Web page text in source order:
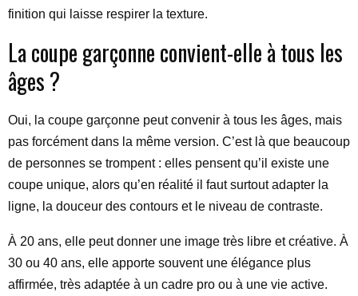
finition qui laisse respirer la texture.
La coupe garçonne convient-elle à tous les
âges ?
Oui, la coupe garçonne peut convenir à tous les âges, mais
pas forcément dans la même version. C’est là que beaucoup
de personnes se trompent : elles pensent qu’il existe une
coupe unique, alors qu’en réalité il faut surtout adapter la
ligne, la douceur des contours et le niveau de contraste.
À 20 ans, elle peut donner une image très libre et créative. À
30 ou 40 ans, elle apporte souvent une élégance plus
affirmée, très adaptée à un cadre pro ou à une vie active.